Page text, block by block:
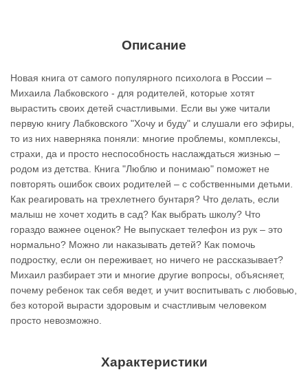
Описание
Новая книга от самого популярного психолога в России –
Михаила Лабковского - для родителей, которые хотят
вырастить своих детей счастливыми. Если вы уже читали
первую книгу Лабковского "Хочу и буду" и слушали его эфиры,
то из них наверняка поняли: многие проблемы, комплексы,
страхи, да и просто неспособность наслаждаться жизнью –
родом из детства. Книга "Люблю и понимаю" поможет не
повторять ошибок своих родителей – с собственными детьми.
Как реагировать на трехлетнего бунтаря? Что делать, если
малыш не хочет ходить в сад? Как выбрать школу? Что
гораздо важнее оценок? Не выпускает телефон из рук – это
нормально? Можно ли наказывать детей? Как помочь
подростку, если он переживает, но ничего не рассказывает?
Михаил разбирает эти и многие другие вопросы, объясняет,
почему ребенок так себя ведет, и учит воспитывать с любовью,
без которой вырасти здоровым и счастливым человеком
просто невозможно.
Характеристики